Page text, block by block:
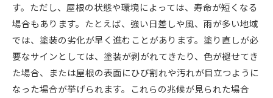
す。ただし、屋根の状態や環境によっては、寿命が短くなる
場合もあります。たとえば、強い日差しや風、雨が多い地域
では、塗装の劣化が早く進むことがあります。塗り直しが必
要なサインとしては、塗装が剥がれてきたり、色が褪せてき
た場合、または屋根の表面にひび割れや汚れが目立つように
なった場合が挙げられます。これらの兆候が見られた場合